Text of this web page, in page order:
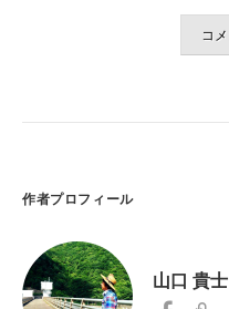
作者プロフィール
山口 貴士